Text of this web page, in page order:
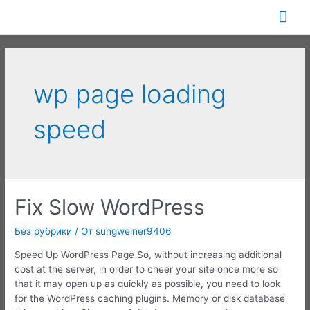
содержимому
wp page loading
speed
Fix Slow WordPress
Без рубрики / От sungweiner9406
Speed Up WordPress Page So, without increasing additional
cost at the server, in order to cheer your site once more so
that it may open up as quickly as possible, you need to look
for the WordPress caching plugins. Memory or disk database